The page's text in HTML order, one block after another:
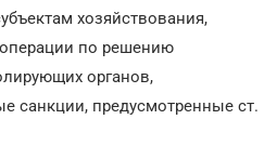
хозяйствования,
по решению
органов,
санкции, предусмотренные ст.